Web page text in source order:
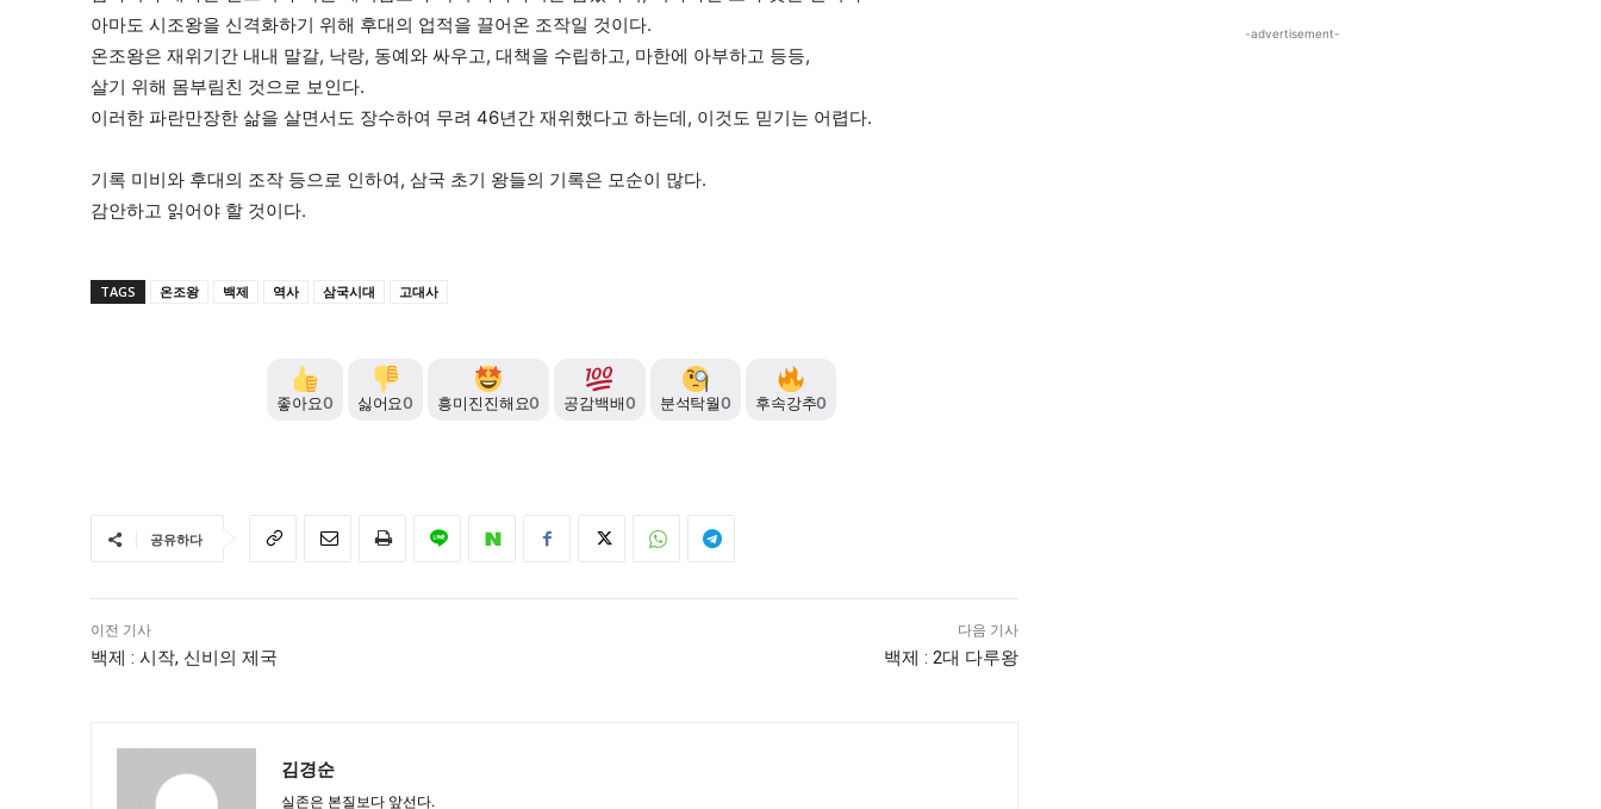
아마도 시조왕을 신격화하기 위해 후대의 업적을 끌어온 조작일 것이다.
온조왕은 재위기간 내내 말갈, 낙랑, 동예와 싸우고, 대책을 수립하고, 마한에 아부하고 등등,
살기 위해 몸부림친 것으로 보인다.
이러한 파란만장한 삶을 살면서도 장수하여 무려 46년간 재위했다고 하는데, 이것도 믿기는 어렵다.
기록 미비와 후대의 조작 등으로 인하여, 삼국 초기 왕들의 기록은 모순이 많다.
감안하고 읽어야 할 것이다.
TAGS 온조왕 백제 역사 삼국시대 고대사
좋아요0 싫어요0 흥미진진해요0 공감백배0 분석탁월0 후속강추0
공유하다
이전 기사
백제 : 시작, 신비의 제국
다음 기사
백제 : 2대 다루왕
김경순
실존은 본질보다 앞선다.
-advertisement-